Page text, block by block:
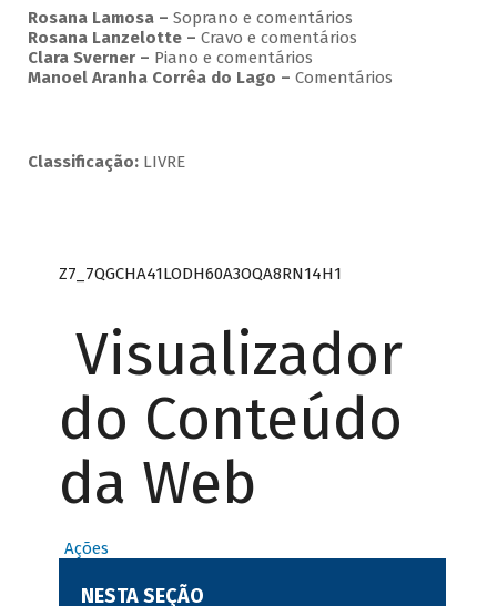
Rosana Lamosa – Soprano e comentários
Rosana Lanzelotte – Cravo e comentários
Clara Sverner – Piano e comentários
Manoel Aranha Corrêa do Lago – Comentários
Classificação:LIVRE
Z7_7QGCHA41LODH60A3OQA8RN14H1
Visualizador
do Conteúdo
da Web
Ações
NESTA SEÇÃO